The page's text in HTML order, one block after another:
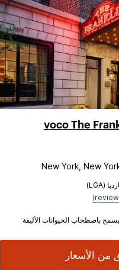
voco The
New York, New
يسمح باصطحاب الحيوانات الأليفة
من الأسعار